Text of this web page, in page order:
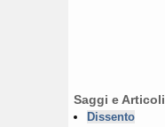
Saggi e Articoli
Dissento